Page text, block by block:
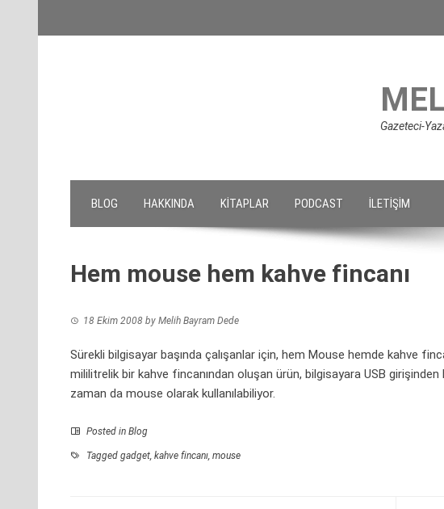
Gazeteci-
BLOG HAKKINDA KITAPLAR PODCAST İLETIŞIM
Hem mouse hem kahve fincanı
18 Ekim 2008 by Melih Bayram Dede
Sürekli bilgisayar başında çalışanlar için, hem Mouse hemde kahve
mililitrelik bir kahve fincanından oluşan ürün, bilgisayara USB
zaman da mouse olarak kullanılabiliyor.
Posted in Blog
Tagged gadget, kahve fincanı, mouse